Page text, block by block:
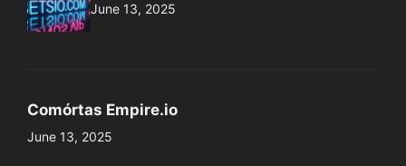
June 13, 2025
Comórtas Empire.io
June 13, 2025